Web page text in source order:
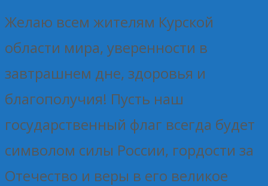
Желаю всем жителям Курской
области мира, уверенности в
завтрашнем дне, здоровья и
благополучия! Пусть наш
государственный флаг всегда будет
символом силы России, гордости за
Отечество и веры в его великое